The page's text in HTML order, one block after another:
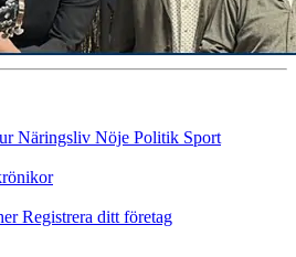
Näringsliv Nöje Politik Sport
Registrera ditt företag